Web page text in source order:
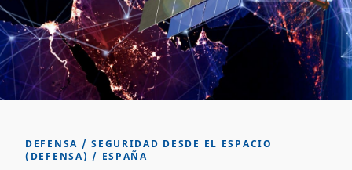
DEFENSA /SEGURIDAD DESDE EL ESPACIO
(DEFENSA) / ESPAÑA